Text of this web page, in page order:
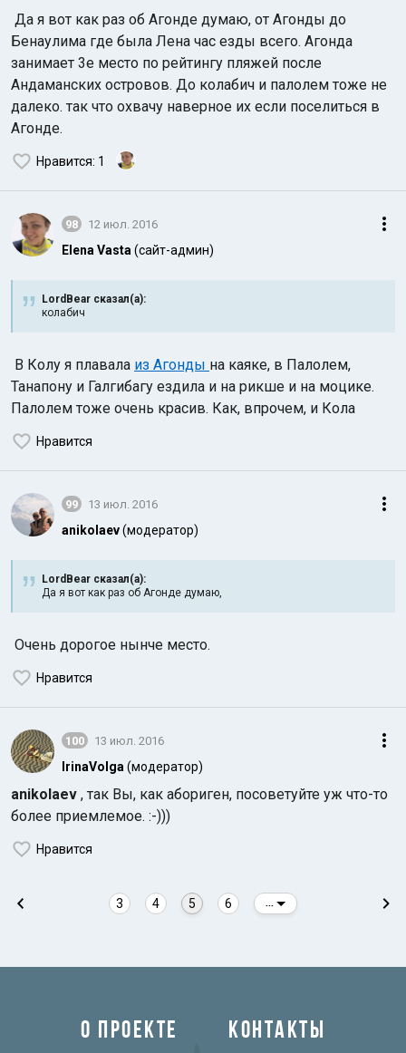
Да я вот как раз об Агонде думаю, от Агонды до
Бенаулима где была Лена час езды всего. Агонда
занимает 3е место по рейтингу пляжей после
Андаманских островов. До колабич и палолем тоже не
далеко. так что охвачу наверное их если поселиться в
Агонде.
Нравится: 1
98 12 июл. 2016
Elena Vasta (сайт-админ)
LordBear сказал(а):
колабич
В Колу я плавала из Агонды на каяке, в Палолем,
Танапону и Галгибагу ездила и на рикше и на моцике.
Палолем тоже очень красив. Как, впрочем, и Кола
Нравится
99 13 июл. 2016
anikolaev(модератор)
LordBear сказал(а):
Да я вот как раз об Агонде думаю,
Очень дорогое нынче место.
Нравится
100 13 июл. 2016
IrinaVolga (модератор)
anikolaev , так Вы, как абориген, посоветуйте уж что-то
более приемлемое. :-)))
Нравится
3 4 5 6
О ПРОЕКТЕ КОНТАКТЫ